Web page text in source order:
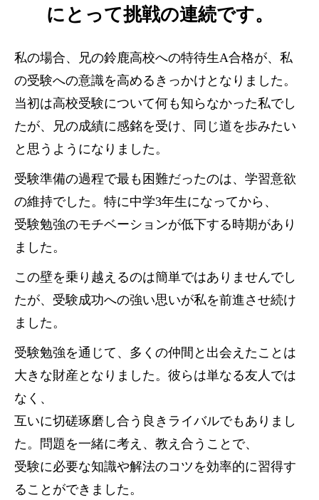
にとって挑戦の連続です。
私の場合、兄の鈴鹿高校への特待生A合格が、私
の受験への意識を高めるきっかけとなりました。
当初は高校受験について何も知らなかった私でし
たが、兄の成績に感銘を受け、同じ道を歩みたい
と思うようになりました。
受験準備の過程で最も困難だったのは、学習意欲
の維持でした。特に中学3年生になってから、
受験勉強のモチベーションが低下する時期があり
ました。
この壁を乗り越えるのは簡単ではありませんでし
たが、受験成功への強い思いが私を前進させ続け
ました。
受験勉強を通じて、多くの仲間と出会えたことは
大きな財産となりました。彼らは単なる友人では
なく、
互いに切磋琢磨し合う良きライバルでもありまし
た。問題を一緒に考え、教え合うことで、
受験に必要な知識や解法のコツを効率的に習得す
ることができました。